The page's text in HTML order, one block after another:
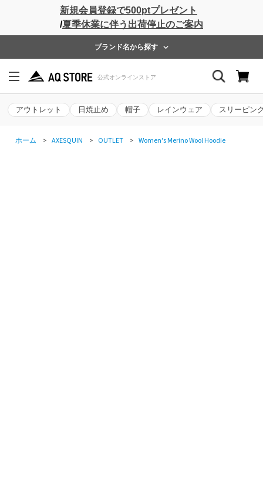
新規会員登録で500ptプレゼント
/夏季休業に伴う出荷停止のご案内
ブランド名から探す
アウトレット 日焼止め 帽子 レインウェア スリーピン
ホーム > AXESQUIN > OUTLET > Women's Merino Wool Hoodie